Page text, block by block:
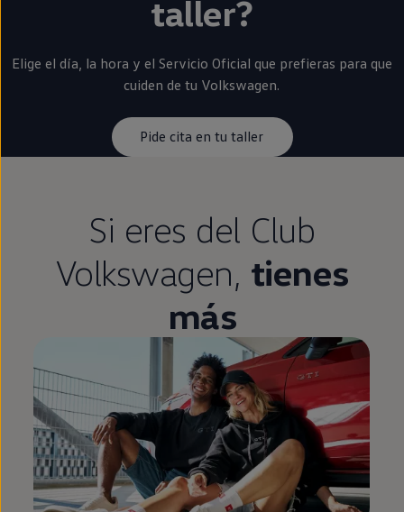
taller?
Elige el día, la hora y el Servicio Oficial que prefieras para que
cuiden de tu Volkswagen.
Pide cita en tu taller
Si eres del Club
Volkswagen, tienes
más